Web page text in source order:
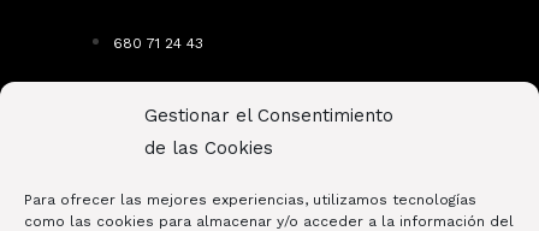
Gestionar el Consentimiento
de las Cookies
Para ofrecer las mejores experiencias, utilizamos tecnologías
como las cookies para almacenar y/o acceder a la información del
680 71 24 43
Av. de Europa, 12, 28224 Pozuelo de Alarcón,